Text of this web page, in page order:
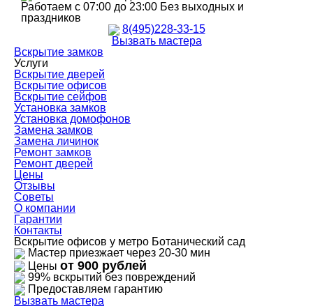
Работаем с 07:00 до 23:00 Без выходных и
праздников
8(495)228-33-15
Вызвать мастера
Вскрытие замков
Услуги
Вскрытие дверей
Вскрытие офисов
Вскрытие сейфов
Установка замков
Установка домофонов
Замена замков
Замена личинок
Ремонт замков
Ремонт дверей
Цены
Отзывы
Советы
О компании
Гарантии
Контакты
Вскрытие офисов у метро Ботанический сад
Мастер приезжает через 20-30 мин
Цены от 900 рублей
99% вскрытий без повреждений
Предоставляем гарантию
Вызвать мастера